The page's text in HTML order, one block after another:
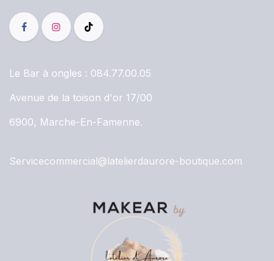
Le Bar à ongles : 084.77.00.05
Avenue de la toison d'or 17/00
6900, Marche-En-Famenne.
Servicecommercial@latelierdaurore-boutique.com